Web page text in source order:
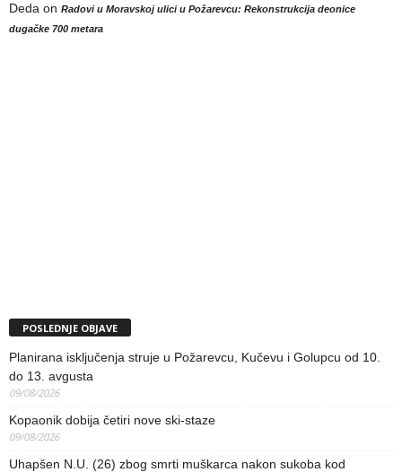
Deda on Radovi u Moravskoj ulici u Požarevcu: Rekonstrukcija deonice
dugačke 700 metara
POSLEDNJE OBJAVE
Planirana isključenja struje u Požarevcu, Kučevu i Golupcu od 10.
do 13. avgusta
09/08/2026
Kopaonik dobija četiri nove ski-staze
09/08/2026
Uhapšen N.U. (26) zbog smrti muškarca nakon sukoba kod